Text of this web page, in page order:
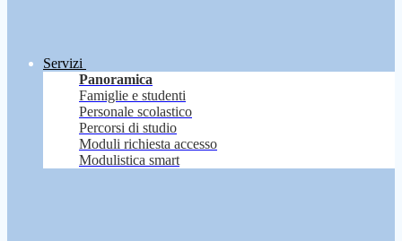
Servizi
Panoramica
Famiglie e studenti
Personale scolastico
Percorsi di studio
Moduli richiesta accesso
Modulistica smart